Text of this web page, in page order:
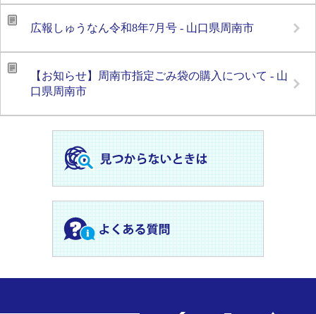
広報しゅうなん令和8年7月号 - 山口県周南市
【お知らせ】周南市指定ごみ袋の購入について - 山
口県周南市